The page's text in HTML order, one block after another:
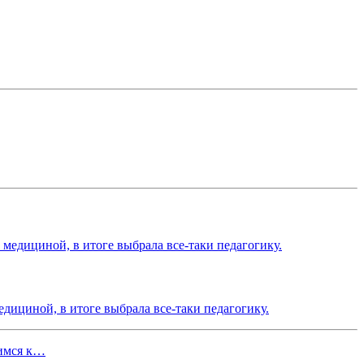
в итоге выбрала все-таки педагогику.
к…